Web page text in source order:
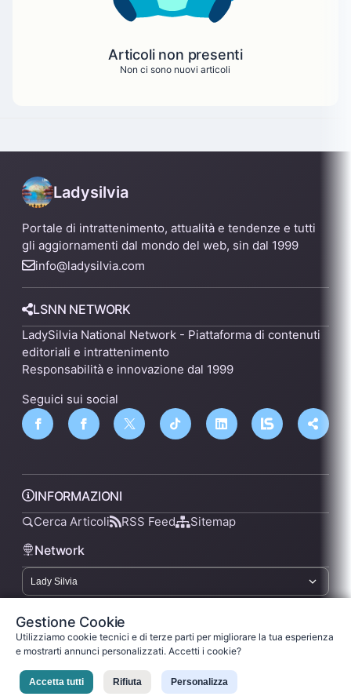
Articoli non presenti
Non ci sono nuovi articoli
Gestione Cookie
Utilizziamo cookie tecnici e di terze parti per migliorare la tua esperienza
e mostrarti annunci personalizzati. Accetti i cookie?
Accetta tutti Rifiuta Personalizza
Ladysilvia
Portale di intrattenimento, attualità e tendenze e tutti
gli aggiornamenti dal mondo del web, sin dal 1999
info@ladysilvia.com
LSNN NETWORK
LadySilvia National Network - Piattaforma di contenuti
editoriali e intrattenimento
Responsabilità e innovazione dal 1999
Seguici sui social
INFORMAZIONI
Cerca Articoli RSS Feed Sitemap
Network
lsnn.net
Ladysilvia ® 1999-2026 Network
Ladysilvia © 2026